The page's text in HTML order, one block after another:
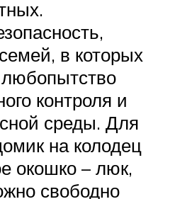
в которых
любопытство
контроля и
среды. Для
на колодец
окошко – люк,
свободно